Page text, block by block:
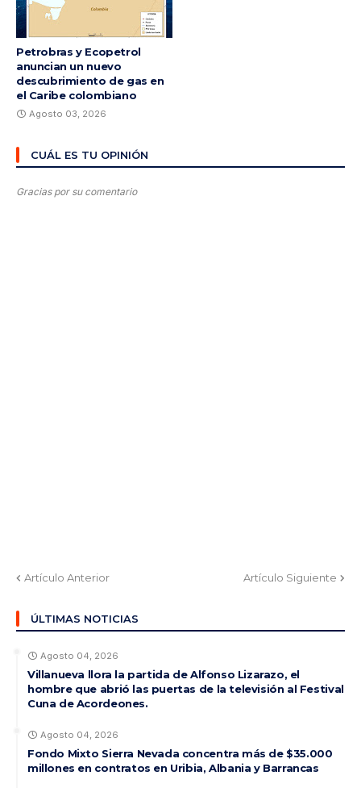
Petrobras y Ecopetrol
anuncian un nuevo
descubrimiento de gas en
el Caribe colombiano
Agosto 03, 2026
CUÁL ES TU OPINIÓN
Gracias por su comentario
Artículo Anterior Artículo Siguiente
ÚLTIMAS NOTICIAS
Agosto 04, 2026
Villanueva llora la partida de Alfonso Lizarazo, el
hombre que abrió las puertas de la televisión al Festival
Cuna de Acordeones.
Agosto 04, 2026
Fondo Mixto Sierra Nevada concentra más de $35.000
millones en contratos en Uribia, Albania y Barrancas